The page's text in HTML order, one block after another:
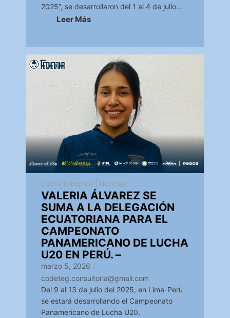
2025”, se desarrollaron del 1 al 4 de julio...
Leer Más
Lucha Olímpica Noticias
VALERIA ÁLVAREZ SE
SUMA A LA DELEGACIÓN
ECUATORIANA PARA EL
CAMPEONATO
PANAMERICANO DE LUCHA
U20 EN PERÚ. –
marzo 5, 2026 /
codeteg.consultoria@gmail.com
Del 9 al 13 de julio del 2025, en Lima-Perú
se estará desarrollando el Campeonato
Panamericano de Lucha U20,